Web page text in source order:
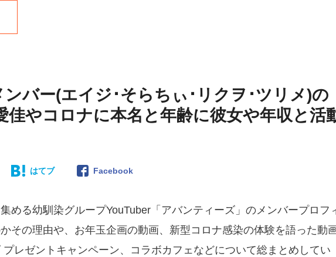
バー(エイジ･そらちぃ･リクヲ･ツリメ)の
佳やコロナに本名と年齢に彼女や年収と活
はてブ Facebook
める幼馴染グループYouTuber「アバンティーズ」のメンバープロフ
その理由や、お年玉企画の動画、新型コロナ感染の体験を語った動
レゼントキャンペーン、コラボカフェなどについて総まとめしてい